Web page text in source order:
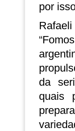
por
da
quais